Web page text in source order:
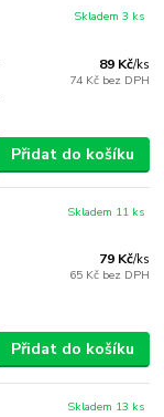
89 Kč/ks
74 Kč bez DPH
Skladem 3 ks
Přidat do košíku
79 Kč/ks
65 Kč bez DPH
Skladem 11 ks
Přidat do košíku
Skladem 13 ks